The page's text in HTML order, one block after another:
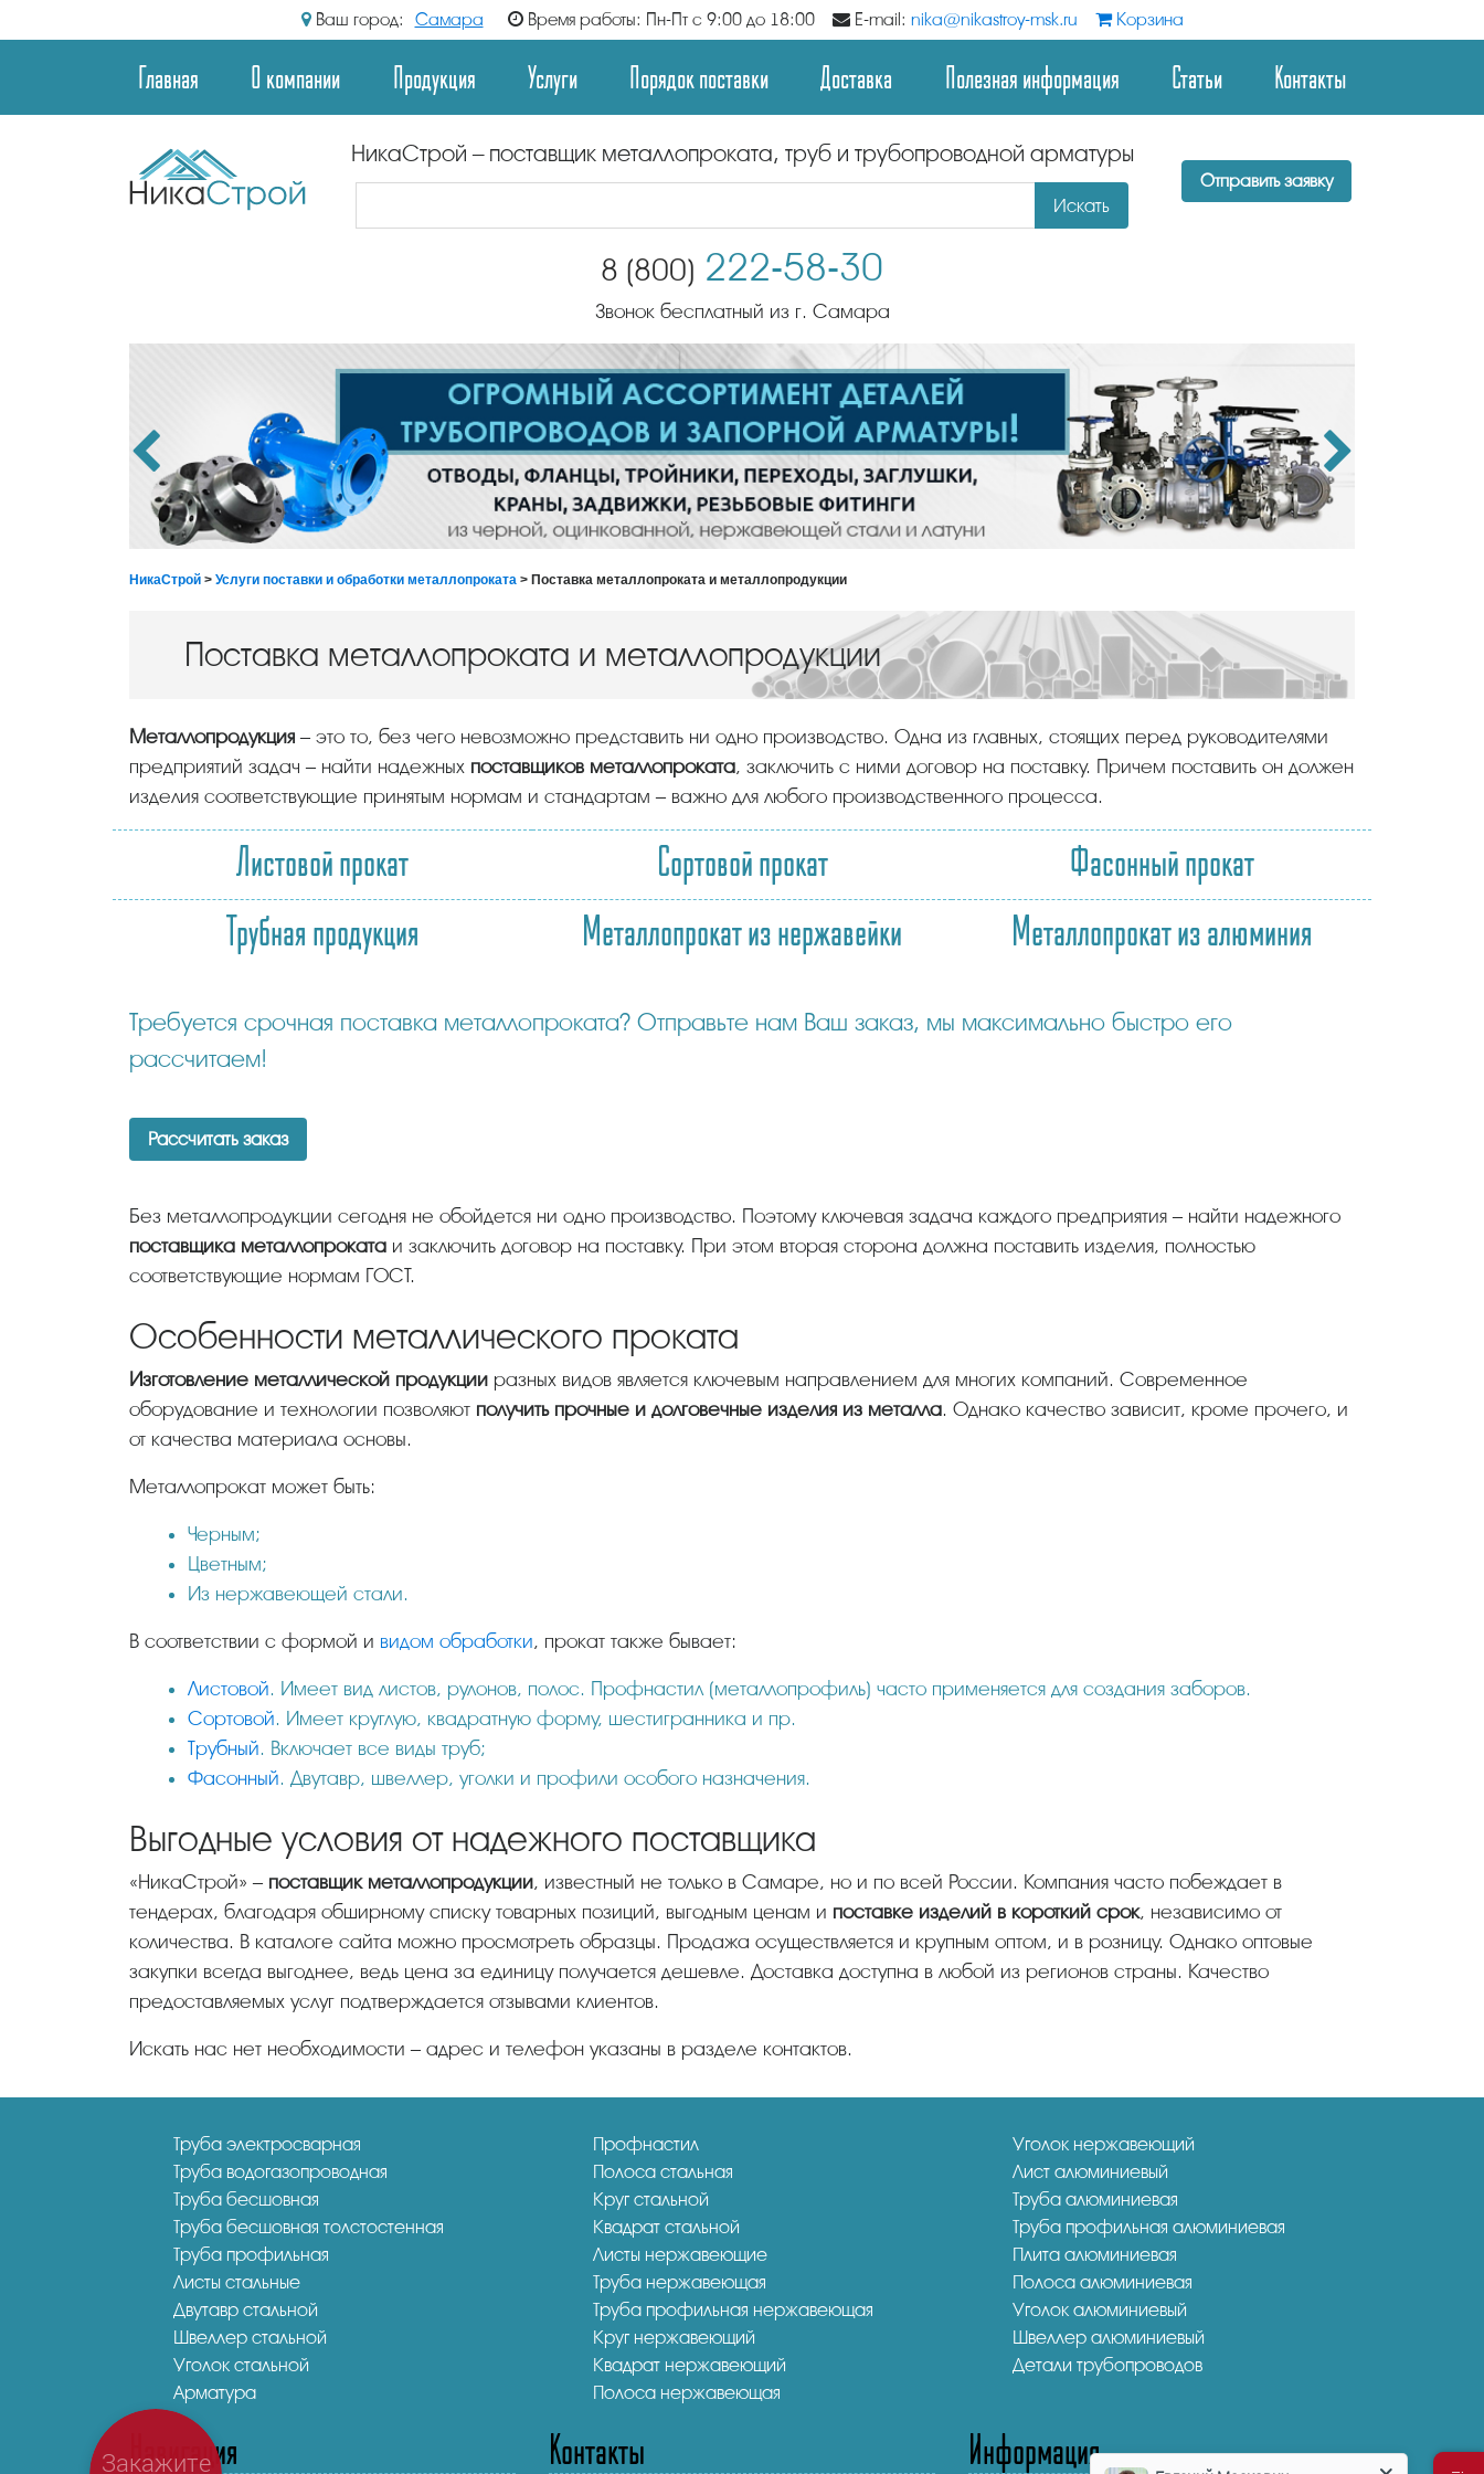
Ваш город: Самара Время работы: Пн-Пт с 9:00 до 18:00 E-mail: nika@nikastroy-msk.ru Корзина
Главная О компании Продукция Услуги Порядок поставки Доставка Полезная информация Статьи Контакты
НикаСтрой – поставщик металлопроката, труб и трубопроводной арматуры
Искать
Отправить заявку
8 (800) 222-58-30
Звонок бесплатный из г. Самара
НикаСтрой > Услуги поставки и обработки металлопроката > Поставка металлопроката и металлопродукции
Поставка металлопроката и металлопродукции
Металлопродукция – это то, без чего невозможно представить ни одно производство. Одна из главных, стоящих перед руководителями
предприятий задач – найти надежных поставщиков металлопроката, заключить с ними договор на поставку. Причем поставить он должен
изделия соответствующие принятым нормам и стандартам – важно для любого производственного процесса.
Листовой прокат Сортовой прокат
Фасонный прокат
Трубная продукция
Металлопрокат из нержавейки Металлопрокат из алюминия
Требуется срочная поставка металлопроката? Отправьте нам Ваш заказ, мы максимально быстро его
рассчитаем!
Рассчитать заказ
Без металлопродукции сегодня не обойдется ни одно производство. Поэтому ключевая задача каждого предприятия – найти надежного
поставщика металлопроката и заключить договор на поставку. При этом вторая сторона должна поставить изделия, полностью
соответствующие нормам ГОСТ.
Особенности металлического проката
Изготовление металлической продукции разных видов является ключевым направлением для многих компаний. Современное
оборудование и технологии позволяют получить прочные и долговечные изделия из металла. Однако качество зависит, кроме прочего, и
от качества материала основы.
Металлопрокат может быть:
Черным;
Цветным;
Из нержавеющей стали.
В соответствии с формой и видом обработки, прокат также бывает:
Листовой. Имеет вид листов, рулонов, полос. Профнастил (металлопрофиль) часто применяется для создания заборов.
Сортовой. Имеет круглую, квадратную форму, шестигранника и пр.
Трубный. Включает все виды труб;
Фасонный. Двутавр, швеллер, уголки и профили особого назначения.
Выгодные условия от надежного поставщика
«НикаСтрой» – поставщик металлопродукции, известный не только в Самаре, но и по всей России. Компания часто побеждает в
тендерах, благодаря обширному списку товарных позиций, выгодным ценам и поставке изделий в короткий срок, независимо от
количества. В каталоге сайта можно просмотреть образцы. Продажа осуществляется и крупным оптом, и в розницу. Однако оптовые
закупки всегда выгоднее, ведь цена за единицу получается дешевле. Доставка доступна в любой из регионов страны. Качество
предоставляемых услуг подтверждается отзывами клиентов.
Искать нас нет необходимости – адрес и телефон указаны в разделе контактов.
Труба электросварная
Труба водогазопроводная
Труба бесшовная
Труба бесшовная толстостенная
Труба профильная
Листы стальные
Двутавр стальной
Швеллер стальной
Уголок стальной
Арматура
Профнастил
Полоса стальная
Круг стальной
Квадрат стальной
Листы нержавеющие
Труба нержавеющая
Труба профильная нержавеющая
Круг нержавеющий
Квадрат нержавеющий
Полоса нержавеющая
Уголок нержавеющий
Лист алюминиевый
Труба алюминиевая
Труба профильная алюминиевая
Плита алюминиевая
Полоса алюминиевая
Уголок алюминиевый
Швеллер алюминиевый
Детали трубопроводов
Навигация Контакты Информация
Закажите